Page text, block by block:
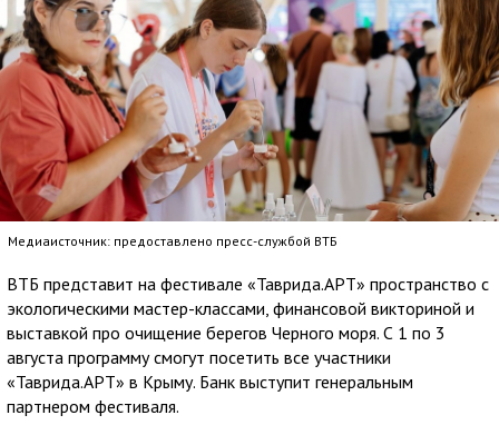
Медиаисточник: предоставлено пресс-службой ВТБ
ВТБ представит на фестивале «Таврида.АРТ» пространство с
экологическими мастер-классами, финансовой викториной и
выставкой про очищение берегов Черного моря. С 1 по 3
августа программу смогут посетить все участники
«Таврида.АРТ» в Крыму. Банк выступит генеральным
партнером фестиваля.